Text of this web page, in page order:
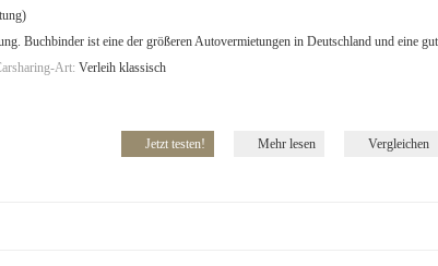
Buchbinder ist eine der größeren Autovermietungen in Deutschland und eine
Art: Verleih klassisch
Jetzt testen! Mehr lesen Vergleichen